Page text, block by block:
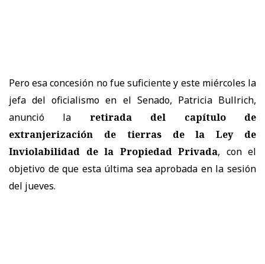
Pero esa concesión no fue suficiente y este miércoles la
jefa del oficialismo en el Senado, Patricia Bullrich,
anunció la retirada del capítulo de
extranjerización de tierras de la Ley de
Inviolabilidad de la Propiedad Privada, con el
objetivo de que esta última sea aprobada en la sesión
del jueves.